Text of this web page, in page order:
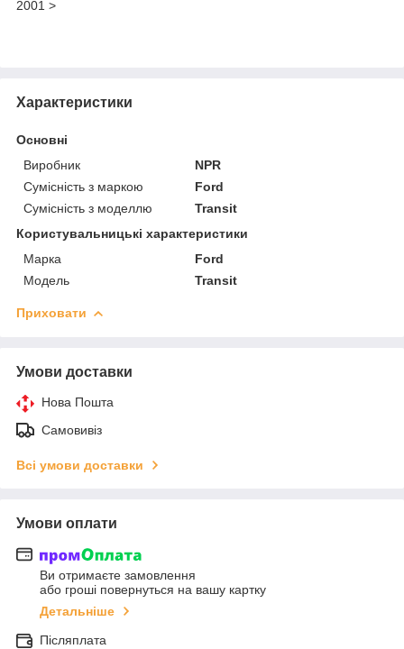
2001 >
Характеристики
Основні
Виробник
NPR
Сумісність з маркою
Ford
Сумісність з моделлю
Transit
Користувальницькі характеристики
Марка
Ford
Модель
Transit
Приховати
Умови доставки
Нова Пошта
Самовивіз
Всі умови доставки
Умови оплати
Ви отримаєте замовлення
або гроші повернуться на вашу картку
Детальніше
Післяплата